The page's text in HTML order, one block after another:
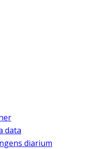
data
diarium